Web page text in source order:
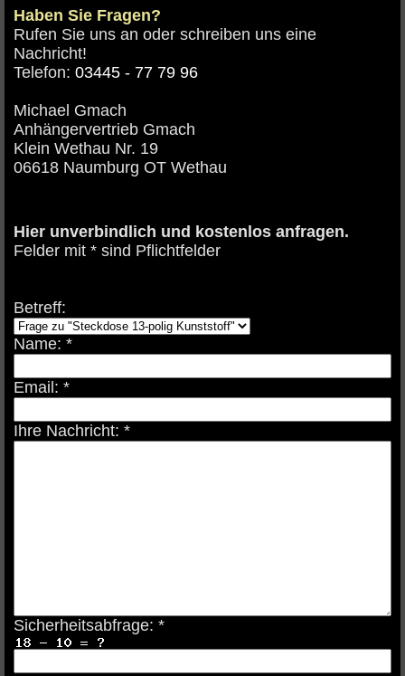
Haben Sie Fragen?
Rufen Sie uns an oder schreiben uns eine
Nachricht!
Telefon: 03445 - 77 79 96
Michael Gmach
Anhängervertrieb Gmach
Klein Wethau Nr. 19
06618 Naumburg OT Wethau
Hier unverbindlich und kostenlos anfragen.
Felder mit * sind Pflichtfelder
Betreff:
Name: *
Email: *
Ihre Nachricht: *
Sicherheitsabfrage: *